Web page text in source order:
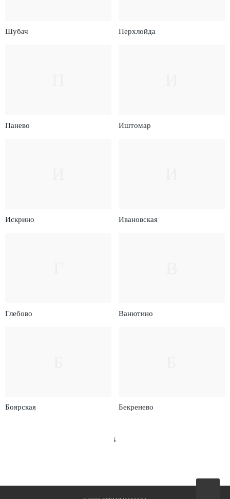
Шубач Перхлойда
Панево Иштомар
Искрино Ивановская
Глебово Ванютино
Боярская Бекренево
↓